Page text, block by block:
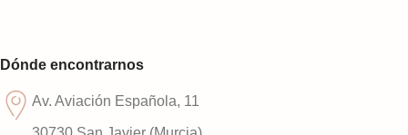
Dónde encontrarnos
Av. Aviación Española, 11